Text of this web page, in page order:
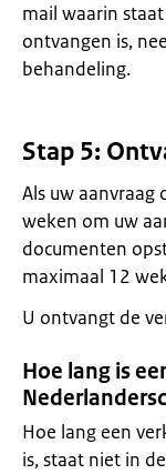
mail waarin
ontvangen is,
behandeling.
Stap 5:
Als uw aanvraag
weken om uw
documenten
maximaal 12
U ontvangt de
Hoe lang is
Hoe lang een
is, staat niet in